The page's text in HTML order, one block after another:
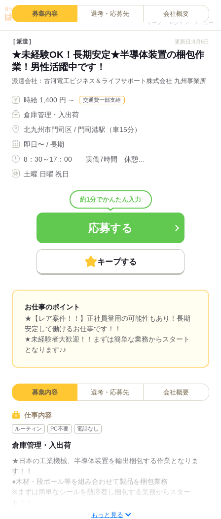
キープ ログイン メニュー
募集内容 選考・応募先 会社概要
派遣 更新日:8月6日
★未経験OK！長期安定★半導体装置の梱包作
業！男性活躍中です！
派遣会社 古河電工ビジネス＆ライフサポート株式会社 九州事業所
時給 1,400 円 ～ 交通費一部支給
倉庫管理・入出荷
北九州市門司区 / 門司港駅（車15分）
即日〜 / 長期
8：30～17：00 実働7時間 休憩…
土曜 日曜 祝日
約1分でかんたん入力
応募する
キープする
お仕事のポイント
★【レア案件！！】正社員登用の可能性もあり！長期
安定して働けるお仕事です！！
★未経験者大歓迎！！まずは簡単な業務からスタート
となります♪♪
募集内容 選考・応募先 会社概要
仕事内容
ルーティン PC不要 電話なし
倉庫管理・入出荷
★日本の工業機械、半導体装置を輸出梱包する作業となりま
す！！
●木材・段ボール等を組み合わせて製品を梱包業務
※まずは簡単なシールを熱溶着し梱包する業務からスター
もっと見る